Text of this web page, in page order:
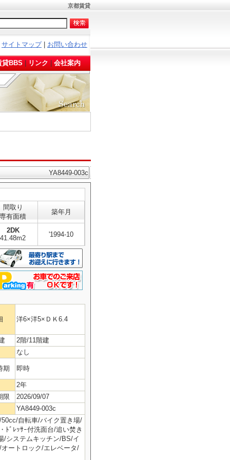
京都賃貸
サイトマップ| お問い合わせ
貸BBS リンク 会社案内
YA8449-003c
間取り
専有面積
築年月
2DK
41.48m2
'1994-10
洋6×洋5×ＤＫ6.4
2階/11階建
なし
期 即時
2年
限
2026/09/07
YA8449-003c
自転車/バイク置き場/
ﾄﾞﾚｯｻｰ付洗面台/追い焚き
/システムキッチン/BS/イ
ートロック/エレベータ/